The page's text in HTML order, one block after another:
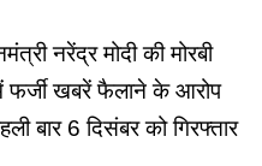
नरेंद्र मोदी की मोरबी
फर्जी खबरें फैलाने के आरोप
बार 6 दिसंबर को गिरफ्तार